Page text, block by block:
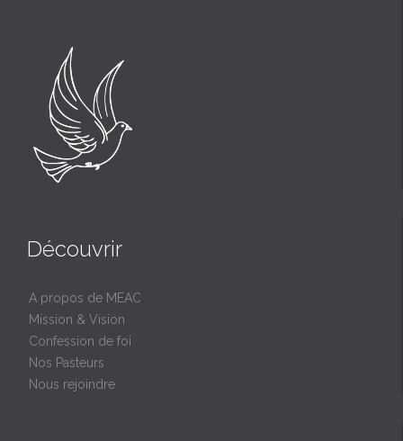
Découvrir
A propos de MEAC
Mission & Vision
Confession de foi
Nos Pasteurs
Nous rejoindre